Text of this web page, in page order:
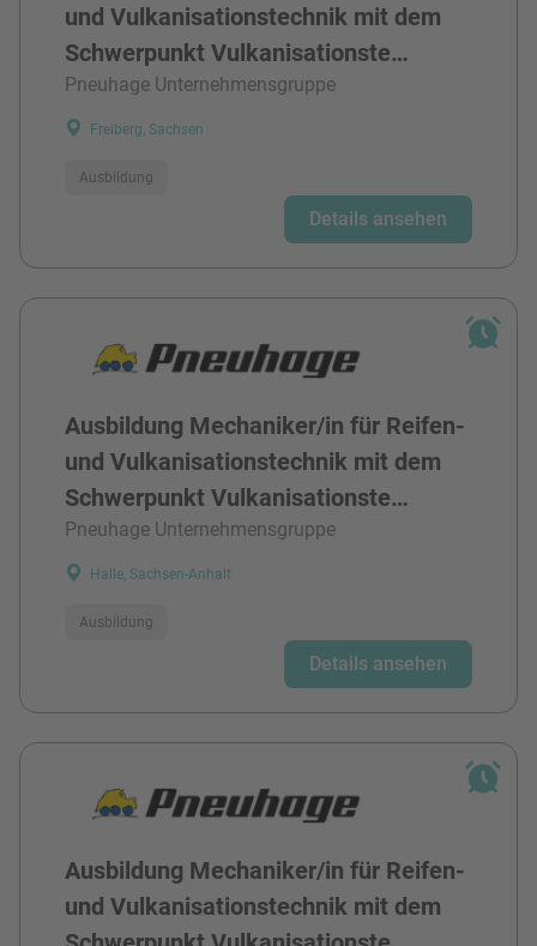
und Vulkanisationstechnik mit dem
Schwerpunkt Vulkanisationste…
Pneuhage Unternehmensgruppe
Freiberg, Sachsen
Ausbildung
Details ansehen
Ausbildung Mechaniker/in für Reifen-
und Vulkanisationstechnik mit dem
Schwerpunkt Vulkanisationste…
Pneuhage Unternehmensgruppe
Halle, Sachsen-Anhalt
Ausbildung
Details ansehen
Ausbildung Mechaniker/in für Reifen-
und Vulkanisationstechnik mit dem